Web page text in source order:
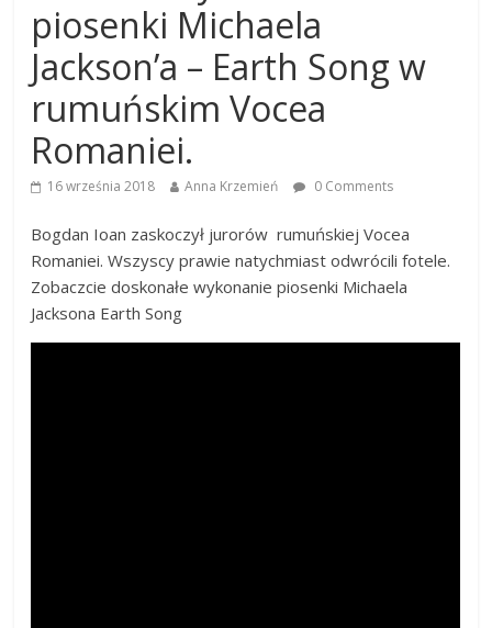
piosenki Michaela
Jackson’a – Earth Song w
rumuńskim Vocea
Romaniei.
16 września 2018 Anna Krzemień 0 Comments
Bogdan Ioan zaskoczył jurorów rumuńskiej Vocea
Romaniei. Wszyscy prawie natychmiast odwrócili fotele.
Zobaczcie doskonałe wykonanie piosenki Michaela
Jacksona Earth Song